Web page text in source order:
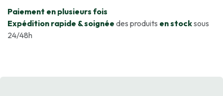
​Paiement en plusieurs fois
Expédition rapide & soignée des produits en stocksous
24/48h